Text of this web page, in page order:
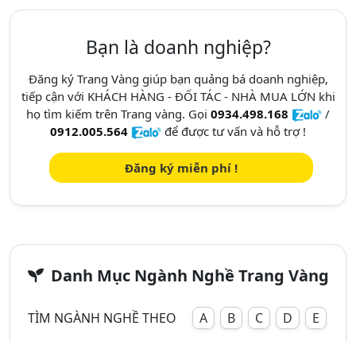
Bạn là doanh nghiệp?
Đăng ký Trang Vàng giúp bạn quảng bá doanh nghiệp,
tiếp cận với KHÁCH HÀNG - ĐỐI TÁC - NHÀ MUA LỚN khi
họ tìm kiếm trên Trang vàng. Gọi 0934.498.168
/
0912.005.564
để được tư vấn và hỗ trợ !
Đăng ký miễn phí !
Danh Mục Ngành Nghề Trang Vàng
TÌM NGÀNH NGHỀ THEO A B C D E